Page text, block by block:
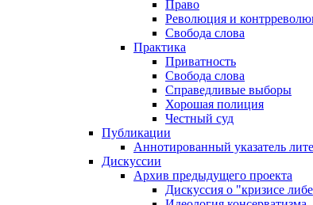
Право
Революция и
Свобода слова
Практика
Приватность
Свобода слова
Справедливые выборы
Хорошая полиция
Честный суд
Публикации
Аннотированный указатель
Дискуссии
Архив предыдущего проекта
Дискуссия о "кризисе